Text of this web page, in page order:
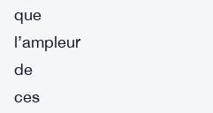
que
l’ampleur
de
ces